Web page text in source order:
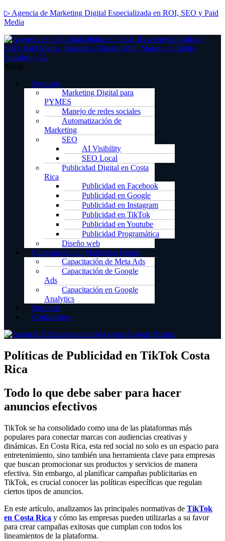
▷ Agencia de Marketing Digital Especializada en ROI, SEO y Paid
Media
Menu
Servicios
Marketing Digital para
PYMES
Manejo de redes sociales
Automatización de
Marketing
SEO
AI Visibility
SEO Local
Publicidad Digital en Costa
Rica
Publicidad en Facebook
Publicidad en Google
Publicidad en Instagram
Publicidad en TikTok
Publicidad en Youtube
Publicidad Programática
Diseño web
Capacitación en Marketing Digital
Capacitación de Meta Ads
Capacitación de Google
Ads
Capacitación en Google
Analytics
Nosotros
Contactenos
Políticas de Publicidad en TikTok Costa
Rica
Todo lo que debe saber para hacer
anuncios efectivos
TikTok se ha consolidado como una de las plataformas más
populares para conectar marcas con audiencias creativas y
dinámicas. En Costa Rica, esta red social no solo es un espacio para
entretenimiento, sino también una herramienta clave para empresas
que buscan promocionar sus productos y servicios de manera
efectiva. Sin embargo, al planificar campañas publicitarias en
TikTok, es crucial conocer las políticas específicas que regulan
ciertos tipos de anuncios.
En este artículo, analizamos las principales normativas de TikTok
en Costa Rica y cómo las empresas pueden utilizarlas a su favor
para crear campañas exitosas que cumplan con todos los
lineamientos de la plataforma.